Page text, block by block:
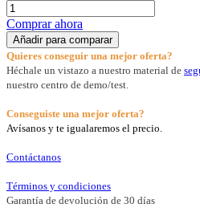
Comprar ahora
Añadir para comparar
Quieres conseguir una mejor oferta?
Héchale un vistazo a nuestro material de
nuestro centro de demo/test.
Conseguiste una mejor oferta?
Avísanos y te igualaremos el precio.
Contáctanos
Términos y condiciones
Garantía de devolución de 30 días